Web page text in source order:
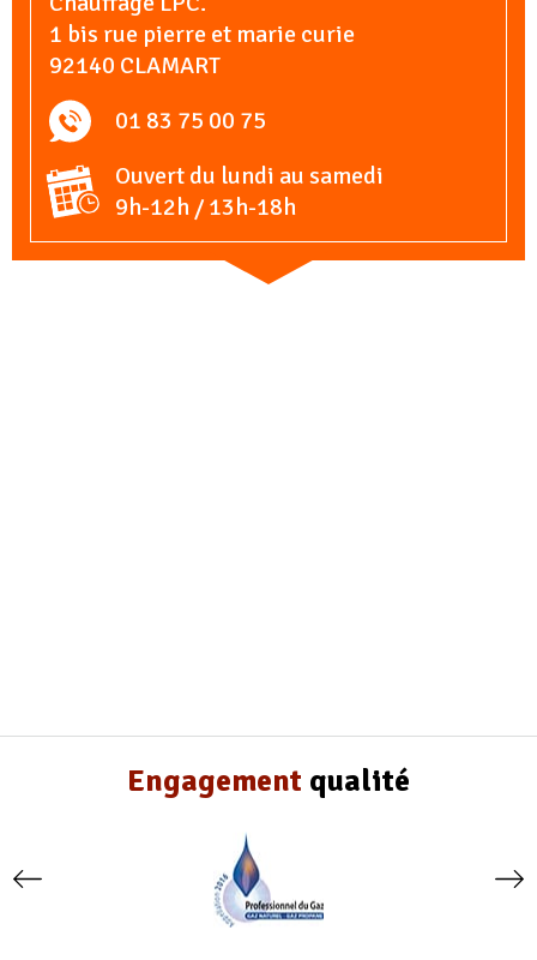
1 bis rue pierre et marie curie
92140 CLAMART
01 83 75 00 75
Ouvert du lundi au samedi
9h-12h / 13h-18h
Engagement qualité